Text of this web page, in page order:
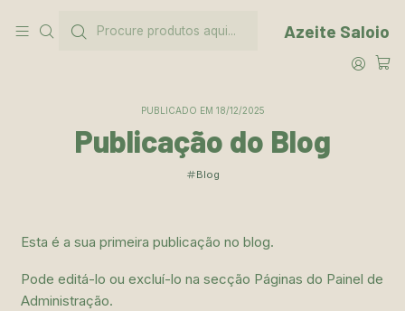
Azeite Saloio
PUBLICADO EM 18/12/2025
Publicação do Blog
Blog
Esta é a sua primeira publicação no blog.
Pode editá-lo ou excluí-lo na secção Páginas do Painel de
Administração.